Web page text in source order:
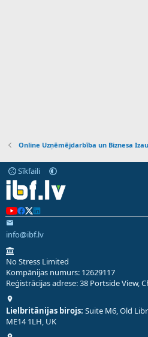
Online Uzņēmējdarbība un Biznesa
Sīkfaili
info@ibf.lv
No Stress Limited
Kompānijas numurs: 12629117
Reģistrācijas adrese: 38 Portside View,
Lielbritānijas birojs: Suite M6, Old
ME14 1LH, UK